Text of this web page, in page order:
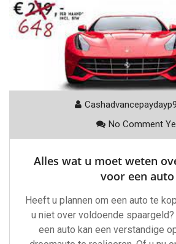
No Comment
Alles wat u moet weten
voor een auto
Heeft u plannen om een auto te
u niet over voldoende
een auto kan een verstandige